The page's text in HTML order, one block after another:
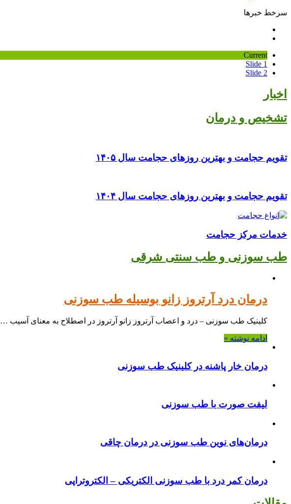
سرخط خبرها
Current
Slide 1
Slide 2
اخبار
تشخیص و درمان
تقویم حجامت و بهترین روزهای حجامت سال ۱۴۰۵
تقویم حجامت و بهترین روزهای حجامت سال ۱۴۰۴
خدمات مرکز حجامت
طب سوزنی و طب سنتی شرقی
درمان درد آرتروز زانو بوسیله طب سوزنی
کلینیک طب سوزنی – درد و اعصاب آرتروز زانو آرتروز در اصطلاح به معنای آسیب …
ادامه نوشته »
درمان خار پاشنه در کلینیک طب سوزنی
لیفت صورت با طب سوزنی
درمان‌های نوین طب سوزنی در درمان چاقی
درمان کمر درد با طب سوزنی الکتریکی – الکتروتراپی